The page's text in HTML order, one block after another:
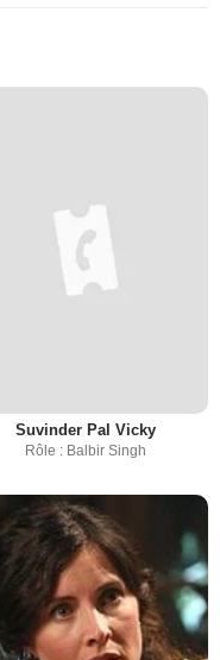
Suvinder Pal Vicky
Rôle : Balbir Singh